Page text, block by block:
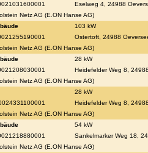
Eselweg 4, 24988
Netz AG (E.ON Hanse AG)
103 kW
Ostertoft, 24988
Netz AG (E.ON Hanse AG)
28 kW
Heidefelder Weg 8,
Netz AG (E.ON Hanse AG)
28 kW
Heidefelder Weg 8,
Netz AG (E.ON Hanse AG)
54 kW
Sankelmarker Weg 18,
Netz AG (E.ON Hanse AG)